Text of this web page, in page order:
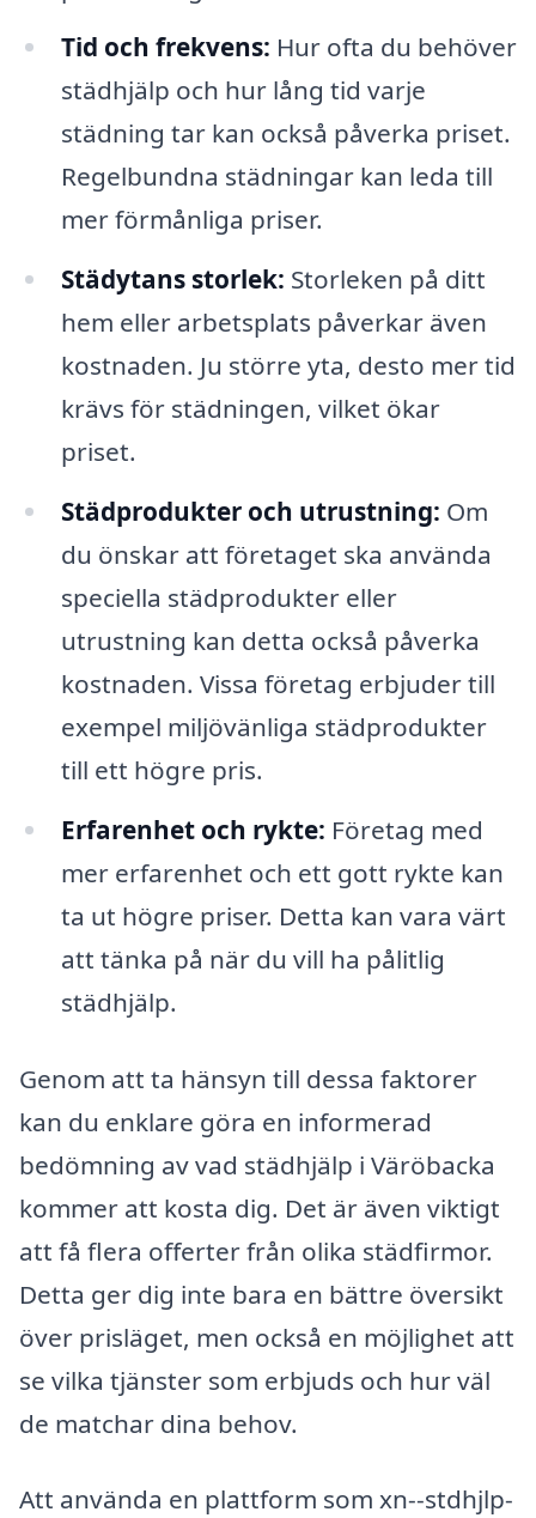
Tid och frekvens: Hur ofta du behöver
städhjälp och hur lång tid varje
städning tar kan också påverka priset.
Regelbundna städningar kan leda till
mer förmånliga priser.
Städytans storlek: Storleken på ditt
hem eller arbetsplats påverkar även
kostnaden. Ju större yta, desto mer tid
krävs för städningen, vilket ökar
priset.
Städprodukter och utrustning: Om
du önskar att företaget ska använda
speciella städprodukter eller
utrustning kan detta också påverka
kostnaden. Vissa företag erbjuder till
exempel miljövänliga städprodukter
till ett högre pris.
Erfarenhet och rykte: Företag med
mer erfarenhet och ett gott rykte kan
ta ut högre priser. Detta kan vara värt
att tänka på när du vill ha pålitlig
städhjälp.
Genom att ta hänsyn till dessa faktorer
kan du enklare göra en informerad
bedömning av vad städhjälp i Väröbacka
kommer att kosta dig. Det är även viktigt
att få flera offerter från olika städfirmor.
Detta ger dig inte bara en bättre översikt
över prisläget, men också en möjlighet att
se vilka tjänster som erbjuds och hur väl
de matchar dina behov.
Att använda en plattform som xn--stdhjlp-